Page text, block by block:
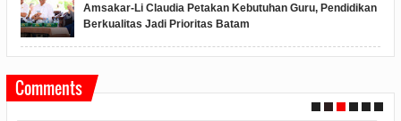
Amsakar-Li Claudia Petakan Kebutuhan Guru, Pendidikan
Berkualitas Jadi Prioritas Batam
Comments